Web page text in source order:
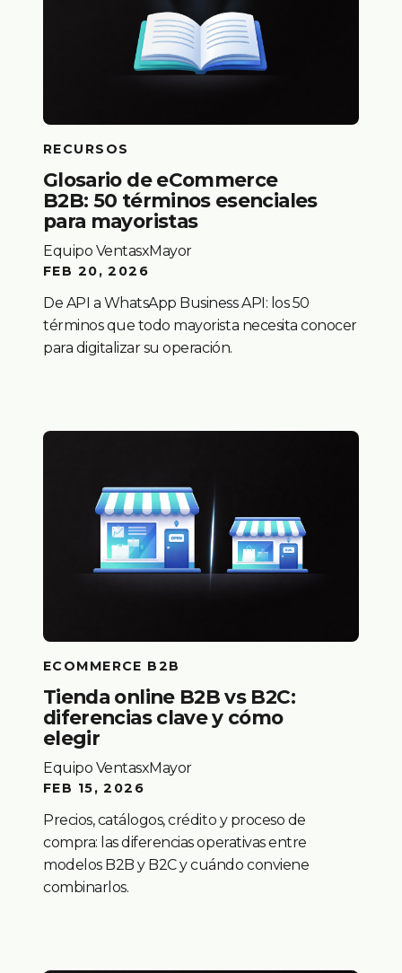
RECURSOS
Glosario de eCommerce
B2B: 50 términos esenciales
para mayoristas
Equipo VentasxMayor
FEB 20, 2026
De API a WhatsApp Business API: los 50
términos que todo mayorista necesita conocer
para digitalizar su operación.
ECOMMERCE B2B
Tienda online B2B vs B2C:
diferencias clave y cómo
elegir
Equipo VentasxMayor
FEB 15, 2026
Precios, catálogos, crédito y proceso de
compra: las diferencias operativas entre
modelos B2B y B2C y cuándo conviene
combinarlos.